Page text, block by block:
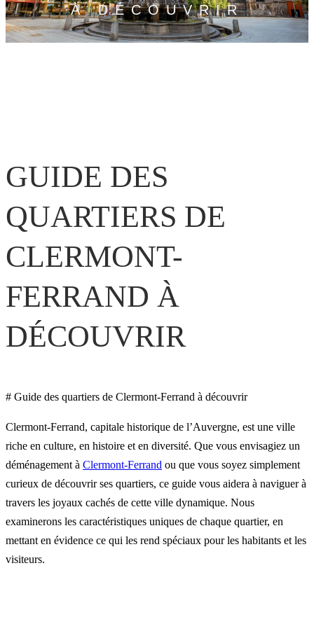
À DÉCOUVRIR
GUIDE DES
QUARTIERS DE
CLERMONT-
FERRAND À
DÉCOUVRIR
# Guide des quartiers de Clermont-Ferrand à découvrir
Clermont-Ferrand, capitale historique de l’Auvergne, est une ville
riche en culture, en histoire et en diversité. Que vous envisagiez un
déménagement à Clermont-Ferrand ou que vous soyez simplement
curieux de découvrir ses quartiers, ce guide vous aidera à naviguer à
travers les joyaux cachés de cette ville dynamique. Nous
examinerons les caractéristiques uniques de chaque quartier, en
mettant en évidence ce qui les rend spéciaux pour les habitants et les
visiteurs.